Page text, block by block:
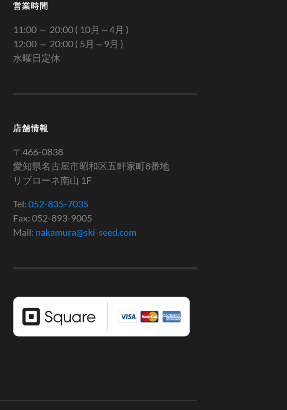
営業時間
11:00 ～ 20:00 ( 10月～4月 )
12:00 ～ 20:00 ( 5月～9月 )
水曜日定休
店舗情報
〒466-0838
愛知県名古屋市昭和区五軒家町8番地
リブローネ南山 1F
Tel: 052-835-7035
Fax: 052-893-9005
Mail: nakamura@ski-seed.com